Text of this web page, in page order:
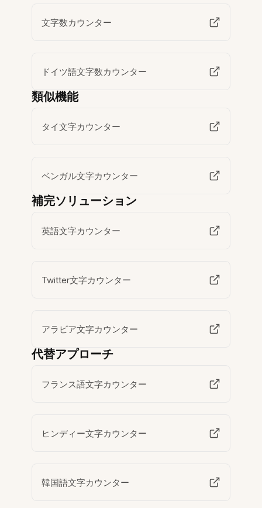
文字数カウンター
ドイツ語文字数カウンター
類似機能
タイ文字カウンター
ベンガル文字カウンター
補完ソリューション
英語文字カウンター
Twitter文字カウンター
アラビア文字カウンター
代替アプローチ
フランス語文字カウンター
ヒンディー文字カウンター
韓国語文字カウンター